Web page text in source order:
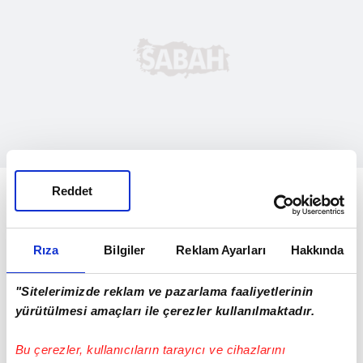
Rıza Bilgiler Reklam Ayarları Hakkında
"Sitelerimizde reklam ve pazarlama faaliyetlerinin
yürütülmesi amaçları ile çerezler kullanılmaktadır.
Bu çerezler, kullanıcıların tarayıcı ve cihazlarını
Reddet
ALİN İSMİNİN ANLAMI NEDİR?
Türkiye'de ender duyulan isimlerden birisi
olsa da özellikle son yıllarda popüler hale
gelmiştir. Kız bebeğine bilindik isimlerin
aksine daha az duyulmuş ve farklı bir isim
vermek isteyenlerin en çok dikkatini çeken
seçenekler arasında yer alır. İngilizce kökenli